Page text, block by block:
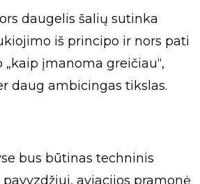
daugelis šalių sutinka
iš principo ir nors pati
įmanoma greičiau“,
daug ambicingas tikslas.
bus būtinas techninis
pavyzdžiui, aviacijos pramonė